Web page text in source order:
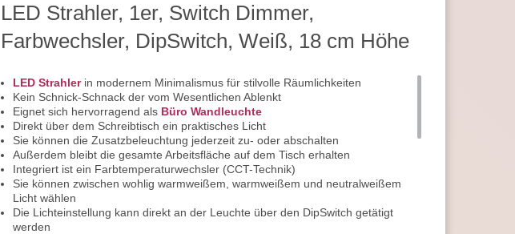
LED Strahler, 1er, Switch Dimmer,
Farbwechsler, DipSwitch, Weiß, 18 cm Höhe
LED Strahlerin modernem Minimalismus für stilvolle Räumlichkeiten
Kein Schnick-Schnack der vom Wesentlichen Ablenkt
Eignet sich hervorragend als Büro Wandleuchte
Direkt über dem Schreibtisch ein praktisches Licht
Sie können die Zusatzbeleuchtung jederzeit zu- oder abschalten
Außerdem bleibt die gesamte Arbeitsfläche auf dem Tisch erhalten
Integriert ist ein Farbtemperaturwechsler (CCT-Technik)
Sie können zwischen wohlig warmweißem, warmweißem und neutralweißem
Licht wählen
Die Lichteinstellung kann direkt an der Leuchte über den DipSwitch getätigt
werden